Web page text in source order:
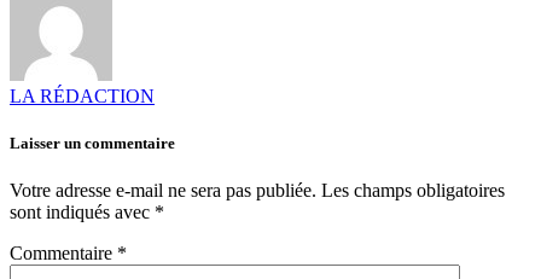
LA RÉDACTION
Laisser un commentaire
Votre adresse e-mail ne sera pas publiée. Les champs obligatoires
sont indiqués avec *
Commentaire *